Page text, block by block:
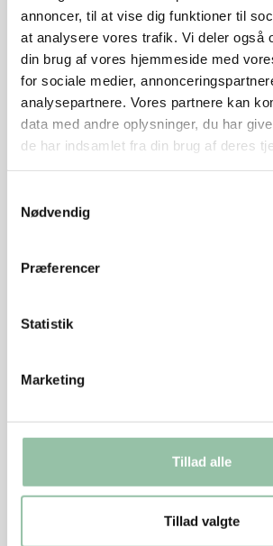
annoncer, til at vise dig funktioner til
at analysere vores trafik. Vi deler også
din brug af vores hjemmeside med
for sociale medier,
analysepartnere. Vores partnere kan
data med andre oplysninger, du har
de har indsamlet fra din brug af deres
Nødvendig
Præferencer
Statistik
Marketing
Tillad alle
Tillad valgte
Vend gulerødder og
Vend anden, så ryggen er nedad og
i den ene side af bagepladen. Læg
resten af bagepladen med bagepapir.
ligge i ét lag. Krydr med salt og
Fortsæt stegningen ved 200
minutter til rodfrugterne er gyldne
Tjek om anden er gennemstegt,
Skru op til 225 grader, hvis
Tips
bradepanden, det letter
Anden kan steges i stegepose
Hvis anden ikke er helt sprød, kan
de ønskede stykker og lægges i
stilles i ovnen ved 225 – 250
minutter. Pas på at den ikke bliver